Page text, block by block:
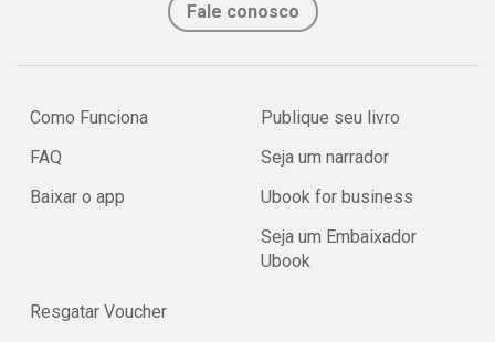
Fale conosco
Como Funciona
FAQ
Baixar o app
Publique seu livro
Seja um narrador
Ubook for business
Seja um Embaixador
Ubook
Resgatar Voucher